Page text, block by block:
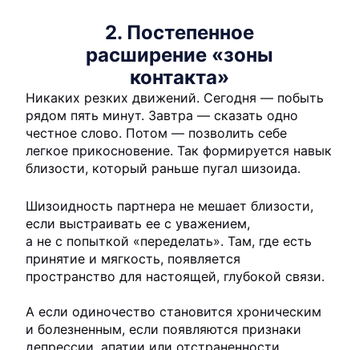
2. Постепенное
расширение «зоны
контакта»
Никаких резких движений. Сегодня — побыть
рядом пять минут. Завтра — сказать одно
честное слово. Потом — позволить себе
легкое прикосновение. Так формируется навык
близости, который раньше пугал шизоида.
Шизоидность партнера не мешает близости,
если выстраивать ее с уважением,
а не с попыткой «переделать». Там, где есть
принятие и мягкость, появляется
пространство для настоящей, глубокой связи.
А если одиночество становится хроническим
и болезненным, если появляются признаки
депрессии, апатии или отстраненности,